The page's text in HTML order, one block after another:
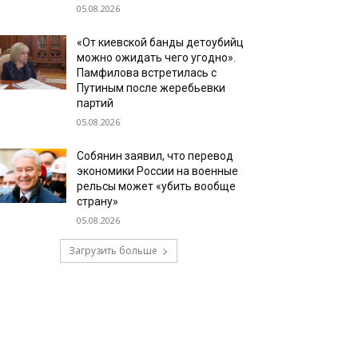
05.08.2026
«От киевской банды детоубийц
можно ожидать чего угодно».
Памфилова встретилась с
Путиным после жеребьевки
партий
05.08.2026
Собянин заявил, что перевод
экономики России на военные
рельсы может «убить вообще
страну»
05.08.2026
Загрузить больше